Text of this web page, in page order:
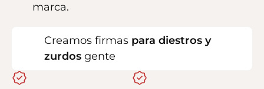
marca.
Creamos firmas para diestros y
zurdos gente